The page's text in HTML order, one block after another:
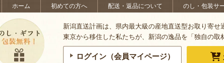
ホーム 初めての方へ 配送・返品について のし・包装サ
新潟直送計画は、県内最大級の産地直送型お取り寄せ
東京から移住した私たちが、新潟の逸品を「独自の取
ログイン（会員マイページ）